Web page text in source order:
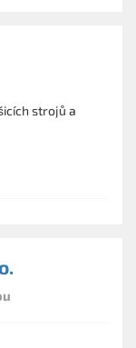
strojů a